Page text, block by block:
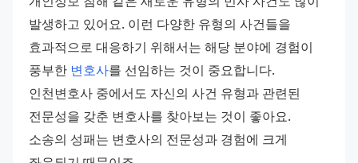
발생하고 있어요. 이런 다양한 유형의 사건들을
효과적으로 대응하기 위해서는 해당 분야에 경험이
풍부한 변호사를 선임하는 것이 중요합니다.
인천변호사 중에서도 자신의 사건 유형과 관련된
전문성을 갖춘 변호사를 찾아보는 것이 좋아요.
소송의 성패는 변호사의 전문성과 경험에 크게